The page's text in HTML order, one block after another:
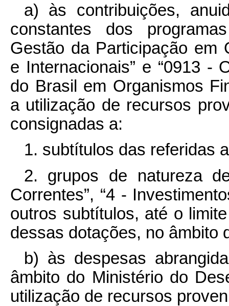
a) às contribuições,
constantes dos
Gestão da Participação em
e Internacionais” e “0913 -
do Brasil em Organismos
a utilização de recursos
consignadas a:
1. subtítulos das referidas
2. grupos de natureza
Correntes”, “4 -
outros subtítulos, até o
dessas dotações, no âmbito
b) às despesas
âmbito do Ministério do
utilização de recursos